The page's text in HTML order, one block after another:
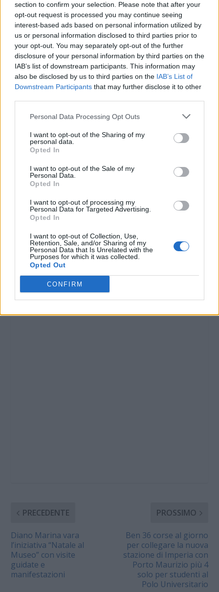
section to confirm your selection. Please note that after your
opt-out request is processed you may continue seeing
interest-based ads based on personal information utilized by
us or personal information disclosed to third parties prior to
your opt-out. You may separately opt-out of the further
disclosure of your personal information by third parties on the
IAB’s list of downstream participants. This information may
also be disclosed by us to third parties on the IAB’s List of
Downstream Participants that may further disclose it to other
Personal Data Processing Opt Outs
I want to opt-out of the Sharing of my
personal data.
Opted In
I want to opt-out of the Sale of my
Personal Data.
Opted In
I want to opt-out of processing my
Personal Data for Targeted Advertising.
Opted In
I want to opt-out of Collection, Use,
Retention, Sale, and/or Sharing of my
Personal Data that Is Unrelated with the
Purposes for which it was collected.
Opted Out
CONFIRM
PRECEDENTE
Diano Marina vara
l’iniziativa “Natale al
Museo” con visite
guidate e
manifestazioni
PROSSIMO
Ben 36 corse al giorno
per collegare la nuova
stazione di Imperia con
Porto Maurizio più 4
solo per studenti al
Polo Universitario